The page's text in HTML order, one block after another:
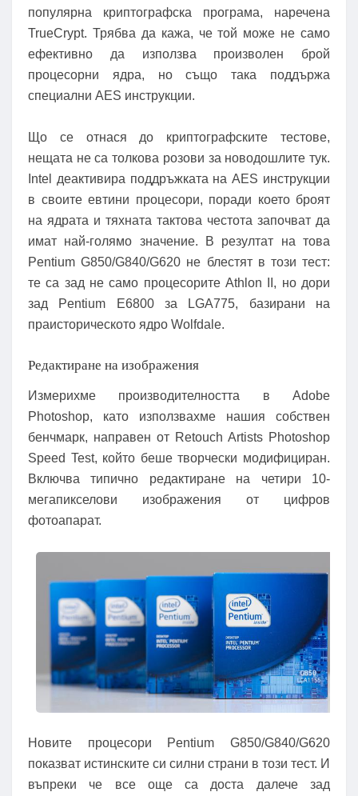
популярна криптографска програма, наречена
TrueCrypt. Трябва да кажа, че той може не само
ефективно да използва произволен брой
процесорни ядра, но също така поддържа
специални AES инструкции.
Що се отнася до криптографските тестове,
нещата не са толкова розови за новодошлите тук.
Intel деактивира поддръжката на AES инструкции
в своите евтини процесори, поради което броят
на ядрата и тяхната тактова честота започват да
имат най-голямо значение. В резултат на това
Pentium G850/G840/G620 не блестят в този тест:
те са зад не само процесорите Athlon II, но дори
зад Pentium E6800 за LGA775, базирани на
праисторическото ядро ​​Wolfdale.
Редактиране на изображения
Измерихме производителността в Adobe
Photoshop, като използвахме нашия собствен
бенчмарк, направен от Retouch Artists Photoshop
Speed ​​Test, който беше творчески модифициран.
Включва типично редактиране на четири 10-
мегапикселови изображения от цифров
фотоапарат.
Новите процесори Pentium G850/G840/G620
показват истинските си силни страни в този тест. И
въпреки че все още са доста далече зад